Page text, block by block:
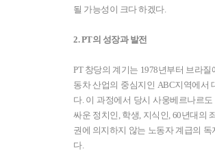
될 가능성이 크다 하겠다.
2. PT의 성장과 발전
PT 창당의 계기는 1978년부터 브라
동차 산업의 중심지인 ABC지역에서
다. 이 과정에서 당시 사웅베르나르
싸운 정치인, 학생, 지식인, 60년대의
권에 의지하지 않는 노동자 계급의
다.